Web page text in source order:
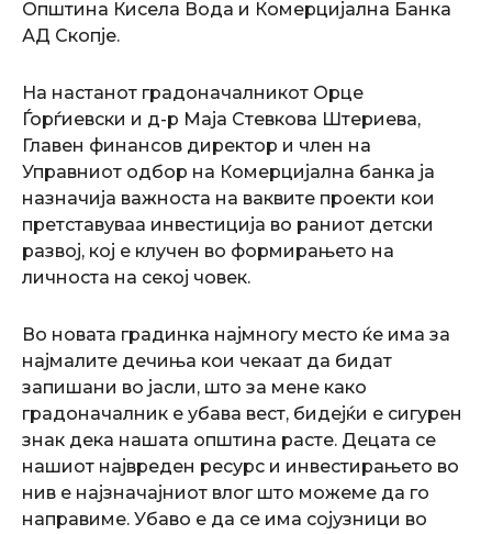
Општина Кисела Вода и Комерцијална Банка
АД Скопје.
На настанот градоначалникот Орце
Ѓорѓиевски и д-р Маја Стевкова Штериева,
Главен финансов директор и член на
Управниот одбор на Комерцијална банка ја
назначија важноста на ваквите проекти кои
претставуваа инвестиција во раниот детски
развој, кој е клучен во формирањето на
личноста на секој човек.
Во новата градинка најмногу место ќе има за
најмалите дечиња кои чекаат да бидат
запишани во јасли, што за мене како
градоначалник е убава вест, бидејќи е сигурен
знак дека нашата општина расте. Децата се
нашиот највреден ресурс и инвестирањето во
нив е најзначајниот влог што можеме да го
направиме. Убаво е да се има сојузници во